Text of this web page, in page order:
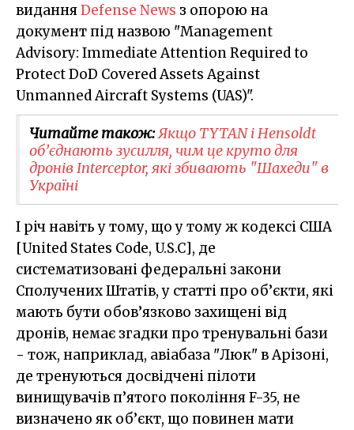
виданняDefense News з опорою на
документ під назвою "Management
Advisory: Immediate Attention Required to
Protect DoD Covered Assets Against
Unmanned Aircraft Systems (UAS)".
Читайте також:Якщо TYTAN і Hensoldt
об’єднають зусилля, чим це круто для
дронів Interceptor, які збивають "Шахеди" в
Україні
І річ навіть у тому, що у тому ж кодексі США
[United States Code, U.S.C], де
систематизовані федеральні закони
Сполучених Штатів, у статті про об’єкти, які
мають бути обов’язково захищені від
дронів, немає згадки про тренувальні бази
- тож, наприклад, авіабаза "Люк" в Арізоні,
де тренуються досвідчені пілоти
винищувачів п’ятого покоління F-35, не
визначено як об’єкт, що повинен мати